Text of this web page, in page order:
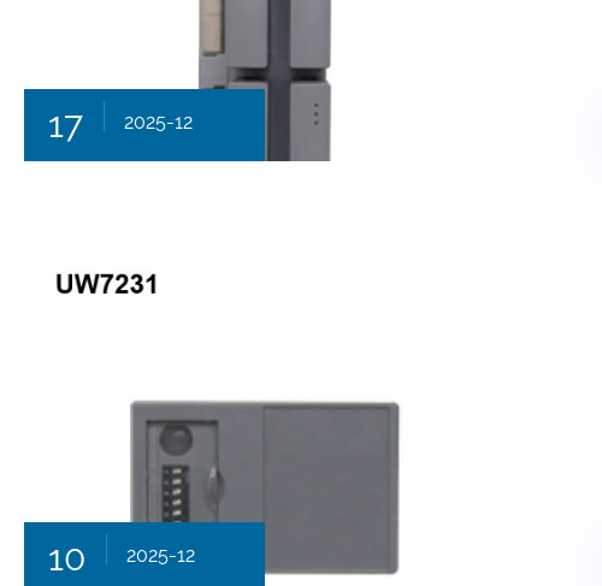
17 2025-12
10 2025-12